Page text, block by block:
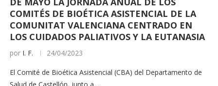
COMITÉS DE BIOÉTICA ASISTENCIAL DE LA
COMUNITAT VALENCIANA CENTRADO EN
LOS CUIDADOS PALIATIVOS Y LA EUTANASIA
por I. F. 24/04/2023
El Comité de Bioética Asistencial (CBA) del Departamento de
Salud de Castellón, junto a…